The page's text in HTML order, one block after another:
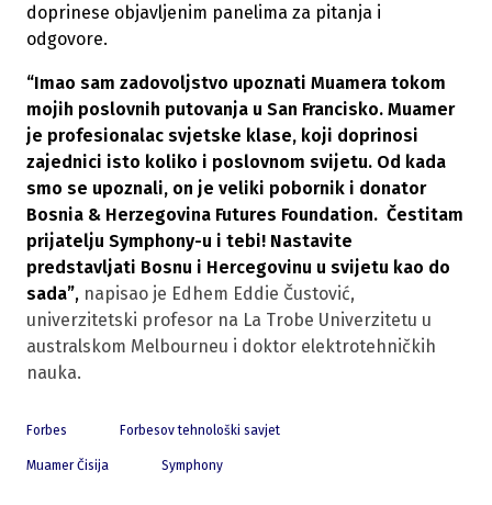
doprinese objavljenim panelima za pitanja i
odgovore.
“Imao sam zadovoljstvo upoznati Muamera tokom
mojih poslovnih putovanja u San Francisko. Muamer
je profesionalac svjetske klase, koji doprinosi
zajednici isto koliko i poslovnom svijetu. Od kada
smo se upoznali, on je veliki pobornik i donator
Bosnia & Herzegovina Futures Foundation. Čestitam
prijatelju Symphony-u i tebi! Nastavite
predstavljati Bosnu i Hercegovinu u svijetu kao do
sada”, napisao je Edhem Eddie Čustović,
univerzitetski profesor na La Trobe Univerzitetu u
australskom Melbourneu i doktor elektrotehničkih
nauka.
Forbes Forbesov tehnološki savjet
Muamer Čisija Symphony